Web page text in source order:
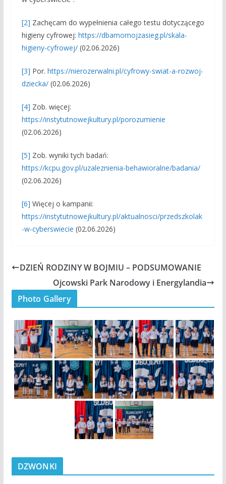
[2] Zachęcam do wypełnienia całego testu dotyczącego
higieny cyfrowej: https://dbamomojzasieg.pl/skala-
higieny-cyfrowej/(02.06.2026)
[3] Por. https://nierozerwalni.pl/cyfrowy-swiat-a-rozwoj-
dziecka/(02.06.2026)
[4] Zob. więcej:
https://instytutnowejkultury.pl/porozumienie
(02.06.2026)
[5] Zob. wyniki tych badań:
https://kcpu.gov.pl/uzaleznienia-behawioralne/badania/
(02.06.2026)
[6] Więcej o kampanii:
https://instytutnowejkultury.pl/aktualnosci/przedszkolak
-w-cyberswiecie (02.06.2026)
DZIEŃ RODZINY W BOJMIU – PODSUMOWANIE
Ojcowski Park Narodowy i Energylandia
Photo Gallery
DZWONKI